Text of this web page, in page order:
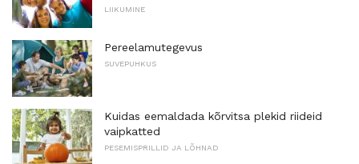
LIIKUMINE
Pereelamutegevus
SUVEPUHKUS
Kuidas eemaldada kõrvitsa plekid riideid
vaipkatted
PESEMISPRILLID JA LÕHNAD